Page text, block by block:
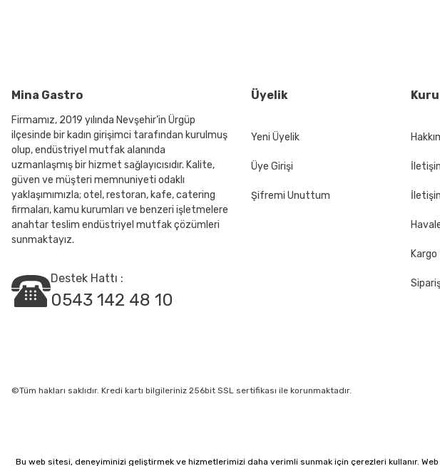
Bu web sitesi, deneyiminizi geliştirmek ve hizmetlerimizi daha verimli sunmak için çerezleri kullanır.
Bu ürüne benzer farklı alternatifler olmalı.
Mina Gastro
Firmamız, 2019 yılında Nevşehir’in Ürgüp
ilçesinde bir kadın girişimci tarafından kurulmuş
olup, endüstriyel mutfak alanında
uzmanlaşmış bir hizmet sağlayıcısıdır. Kalite,
güven ve müşteri memnuniyeti odaklı
yaklaşımımızla; otel, restoran, kafe, catering
firmaları, kamu kurumları ve benzeri işletmelere
anahtar teslim endüstriyel mutfak çözümleri
sunmaktayız.
Destek Hattı :
0543 142 48 10
Üyelik
Yeni Üyelik
Üye Girişi
Şifremi Unuttum
Kargo
©Tüm hakları saklıdır. Kredi kartı bilgileriniz 256bit SSL sertifikası ile korunmaktadır.